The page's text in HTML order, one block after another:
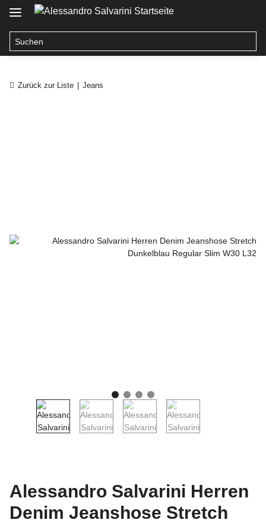
Zurück zur Liste Jeans
Alessandro Salvarini Herren
Denim Jeanshose Stretch